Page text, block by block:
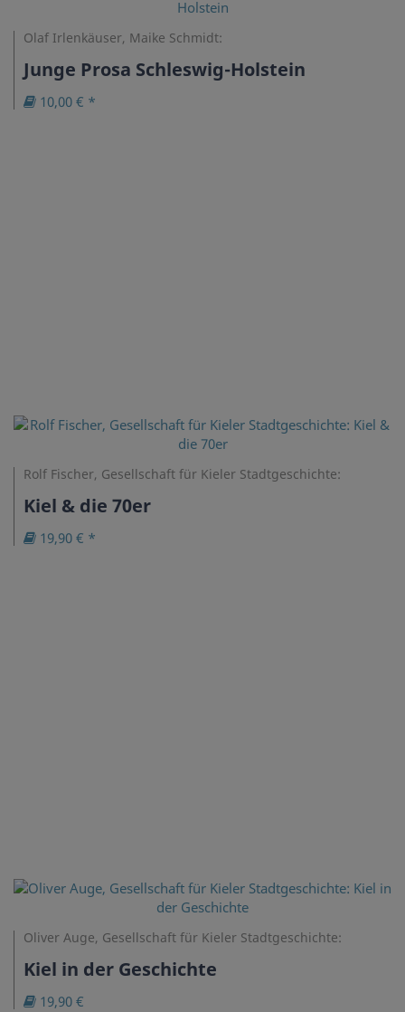
Olaf Irlenkäuser, Maike Schmidt:
Junge Prosa Schleswig-Holstein
10,00 € *
Rolf Fischer, Gesellschaft für Kieler Stadtgeschichte:
Kiel & die 70er
19,90 € *
Oliver Auge, Gesellschaft für Kieler Stadtgeschichte:
Kiel in der Geschichte
19,90 €